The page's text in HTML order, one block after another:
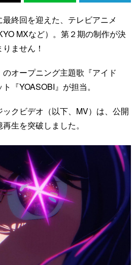
終回を迎えた、テレビアニメ
MXなど）。第２期の制作が決
ません！
オープニング主題歌『アイド
『YOASOBI』が担当。
ックビデオ（以下、MV）は、公開
生を突破しました。